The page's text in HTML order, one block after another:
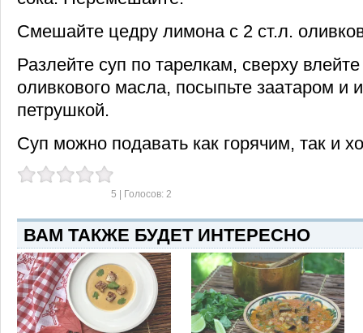
Смешайте цедру лимона с 2 ст.л.
Разлейте суп по тарелкам, сверху
оливкового масла, посыпьте заатаром и
петрушкой.
Суп можно подавать как горячим, так и
5 | Голосов: 2
ВАМ ТАКЖЕ БУДЕТ ИНТЕРЕСНО